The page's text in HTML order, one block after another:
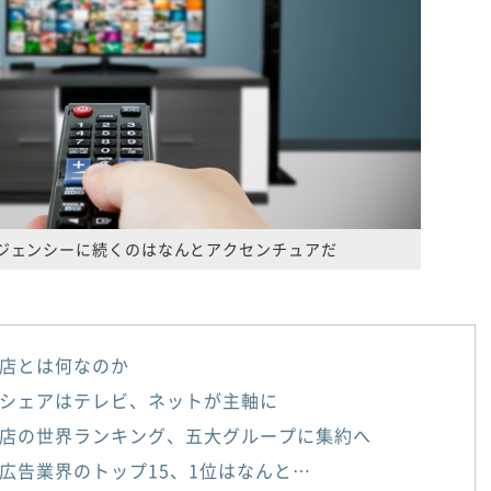
ェンシーに続くのはなんとアクセンチュアだ
とは何なのか
ェアはテレビ、ネットが主軸に
の世界ランキング、五大グループに集約へ
告業界のトップ15、1位はなんと…